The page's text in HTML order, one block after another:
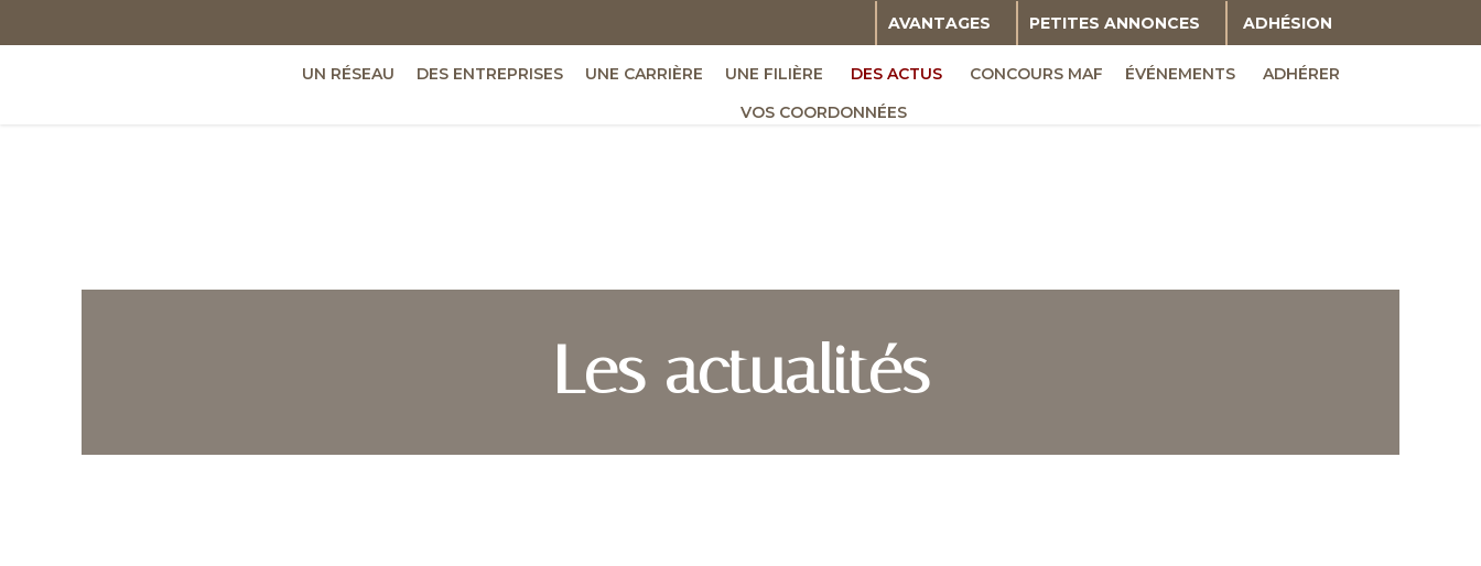
AVANTAGES PETITES ANNONCES ADHÉSION
UN RÉSEAU DES ENTREPRISES UNE CARRIÈRE UNE FILIÈRE DES ACTUS CONCOURS MAF ÉVÉNEMENTS
ADHÉRER
VOS COORDONNÉES
Les actualités